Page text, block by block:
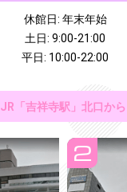
休館日: 年末年始
土日: 9:00-21:00
平日: 10:00-22:00
JR「吉祥寺駅」北口から